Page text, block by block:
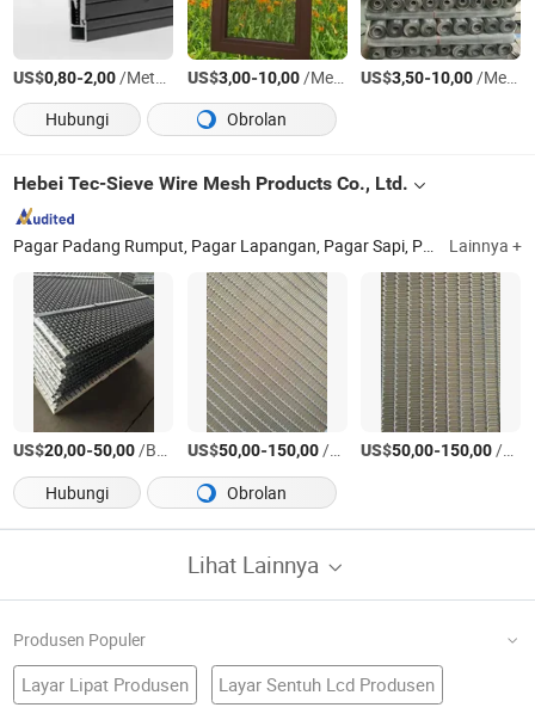
US$0,80-2,00/Meter persegi US$3,00-10,00/Meter persegi US$3,50-10,00/Meter persegi
Hubungi
Obrolan
Hebei Tec-Sieve Wire Mesh Products Co., Ltd.
Pagar Padang Rumput, Pagar Lapangan, Pagar Sapi, Pagar Rusa, Layar Logam Perforasi, Jaring Logam Diperluas, Jaring Tali Stainless Steel, Jaring Kawat Anyaman, Jaring Layar Bergetar, Ayakan Stainless Steel dan Kuningan, Jaring Kawat Anyaman Dekoratif Arsitektur, Jaring Kawat Las, Grating Baja, Anak Tangga Grating, Layar Wedge Wire, Layar Johnson Lainnya +
US$20,00-50,00/Bagian US$50,00-150,00/Meter persegi US$50,00-150,00/Meter persegi
Hubungi
Obrolan
Lihat Lainnya
Produsen Populer
Layar Lipat Produsen Layar Sentuh Lcd Produsen